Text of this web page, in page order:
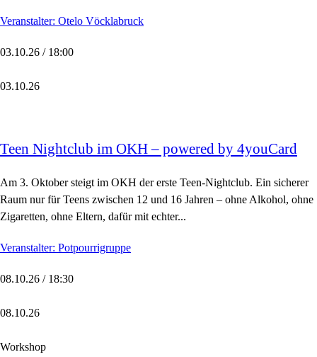
Veranstalter: Otelo Vöcklabruck
03.10.26 / 18:00
03.10.26
Teen Nightclub im OKH – powered by 4youCard
Am 3. Oktober steigt im OKH der erste Teen-Nightclub. Ein sicherer
Raum nur für Teens zwischen 12 und 16 Jahren – ohne Alkohol, ohne
Zigaretten, ohne Eltern, dafür mit echter...
Veranstalter: Potpourrigruppe
08.10.26 / 18:30
08.10.26
Workshop